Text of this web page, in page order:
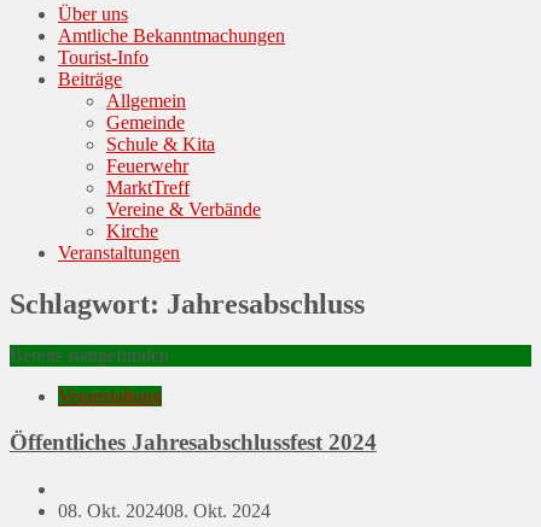
Menu
Skip
content
Über uns
Amtliche Bekanntmachungen
Tourist-Info
Beiträge
Allgemein
Gemeinde
Schule & Kita
Feuerwehr
MarktTreff
Vereine & Verbände
Kirche
Veranstaltungen
Schlagwort: Jahresabschluss
Bereits stattgefunden
Veranstaltung
Öffentliches Jahresabschlussfest 2024
Posted
08. Okt. 202408. Okt. 2024